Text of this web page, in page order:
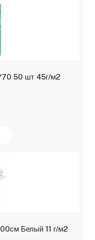
50 шт 45г/м2
Белый 11 г/м2